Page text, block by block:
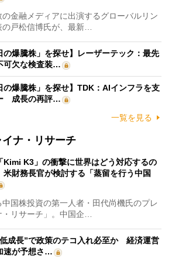
金融メディアに出演するグローバルリン
戸松信博氏が、最新…
の爆騰株」を探せ】レーザーテック：最先
可欠な検査装…
の爆騰株」を探せ】TDK：AIインフラを支
成長の再評…
一覧を見る
ナ・リサーチ
Kimi K3」の衝撃に世界はどう対応するの
財務長官が検討する「蒸留を行う中国
国株投資の第一人者・田代尚機氏のプレ
リサーチ」。中国企…
成長”で政策のテコ入れ必至か 経済運営
速が予想さ…